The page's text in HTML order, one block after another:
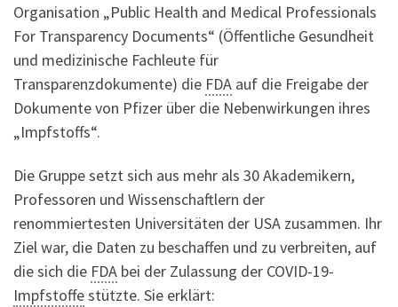
Organisation „Public Health and Medical Professionals
For Transparency Documents“ (Öffentliche Gesundheit
und medizinische Fachleute für
Transparenzdokumente) die FDA auf die Freigabe der
Dokumente von Pfizer über die Nebenwirkungen ihres
„Impfstoffs“.
Die Gruppe setzt sich aus mehr als 30 Akademikern,
Professoren und Wissenschaftlern der
renommiertesten Universitäten der USA zusammen. Ihr
Ziel war, die Daten zu beschaffen und zu verbreiten, auf
die sich die FDA bei der Zulassung der COVID-19-
Impfstoffestützte. Sie erklärt: